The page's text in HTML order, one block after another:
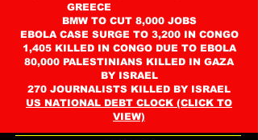
GREECE
BMW TO CUT 8,000 JOBS
EBOLA CASE SURGE TO 3,200 IN CONGO
1,405 KILLED IN CONGO DUE TO EBOLA
80,000 PALESTINIANS KILLED IN GAZA
BY ISRAEL
270 JOURNALISTS KILLED BY ISRAEL
US NATIONAL DEBT CLOCK (CLICK TO
VIEW)